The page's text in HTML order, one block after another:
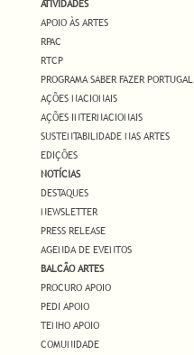
ATIVIDADES
APOIO ÀS ARTES
RPAC
RTCP
PROGRAMA SABER FAZER PORTUGAL
AÇÕES NACIONAIS
AÇÕES INTERNACIONAIS
SUSTENTABILIDADE NAS ARTES
EDIÇÕES
NOTÍCIAS
DESTAQUES
NEWSLETTER
PRESS RELEASE
AGENDA DE EVENTOS
BALCÃO ARTES
PROCURO APOIO
PEDI APOIO
TENHO APOIO
COMUNIDADE